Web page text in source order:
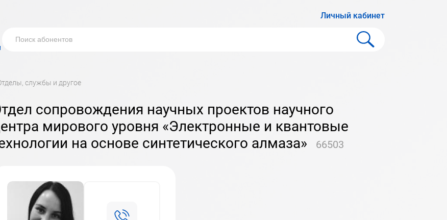
Личный кабинет
Отделы, службы и другое
мирового уровня «Электронные и квантовые
на основе синтетического алмаза»
66503